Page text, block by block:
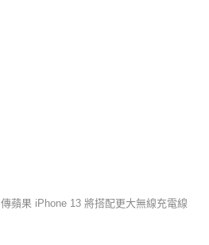
傳蘋果 iPhone 13 將搭配更大無線充電線